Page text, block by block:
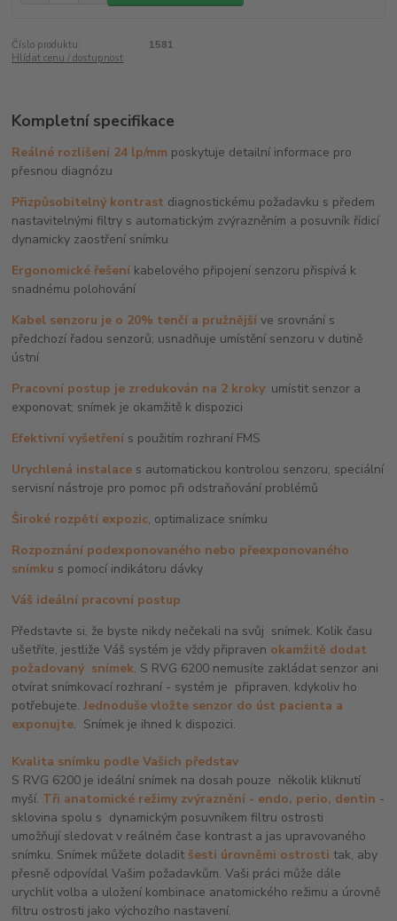
Číslo produktu:
1581
Hlídat cenu / dostupnost
Kompletní specifikace
Reálné rozlišení 24 lp/mm poskytuje detailní informace pro
přesnou diagnózu
Přizpůsobitelný kontrast diagnostickému požadavku s předem
nastavitelnými filtry s automatickým zvýrazněním a posuvník řídicí
dynamicky zaostření snímku
Ergonomické řešení kabelového připojení senzoru přispívá k
snadnému polohování
Kabel senzoru je o 20% tenčí a pružnější ve srovnání s
předchozí řadou senzorů; usnadňuje umístění senzoru v dutině
ústní
Pracovní postup je zredukován na 2 kroky: umístit senzor a
exponovat; snímek je okamžitě k dispozici
Efektivní vyšetření s použitím rozhraní FMS
Urychlená instalace s automatickou kontrolou senzoru, speciální
servisní nástroje pro pomoc při odstraňování problémů
Široké rozpětí expozic, optimalizace snímku
Rozpoznání podexponovaného nebo přeexponovaného
snímku s pomocí indikátoru dávky
Váš ideální pracovní postup
Představte si, že byste nikdy nečekali na svůj snímek. Kolik času
ušetříte, jestliže Váš systém je vždy připraven okamžitě dodat
požadovaný snímek. S RVG 6200 nemusíte zakládat senzor ani
otvírat snímkovací rozhraní - systém je připraven, kdykoliv ho
potřebujete.Jednoduše vložte senzor do úst pacienta a
exponujte. Snímek je ihned k dispozici.
Kvalita snímku podle Vašich představ
S RVG 6200 je ideální snímek na dosah pouze několik kliknutí
myší. Tři anatomické režimy zvýraznění - endo, perio, dentin -
sklovina spolu s dynamickým posuvníkem filtru ostrosti
umožňují sledovat v reálném čase kontrast a jas upravovaného
snímku. Snímek můžete doladit šesti úrovněmi ostrosti tak, aby
přesně odpovídal Vašim požadavkům. Vaši práci může dále
urychlit volba a uložení kombinace anatomického režimu a úrovně
filtru ostrosti jako výchozího nastavení.